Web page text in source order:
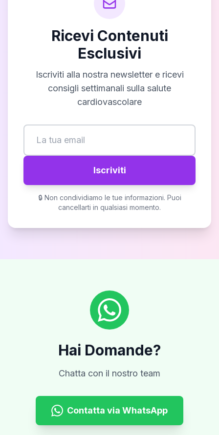
Ricevi Contenuti
Esclusivi
Iscriviti alla nostra newsletter e ricevi
consigli settimanali sulla salute
cardiovascolare
Iscriviti
🔒 Non condividiamo le tue informazioni. Puoi
cancellarti in qualsiasi momento.
Hai Domande?
Chatta con il nostro team
Contatta via WhatsApp